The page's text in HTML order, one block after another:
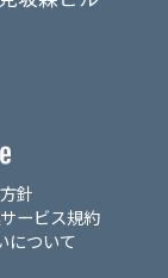
針
ービス規約
について